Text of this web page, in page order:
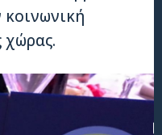
χώρας.